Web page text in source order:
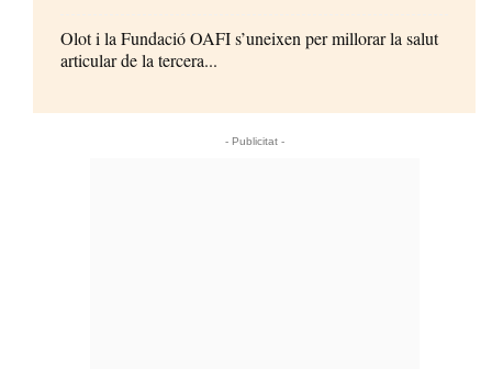
Olot i la Fundació OAFI s’uneixen per millorar la salut
articular de la tercera...
- Publicitat -